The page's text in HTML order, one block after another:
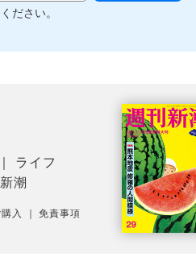
ださい。
ライフ
潮
入 ｜免責事項